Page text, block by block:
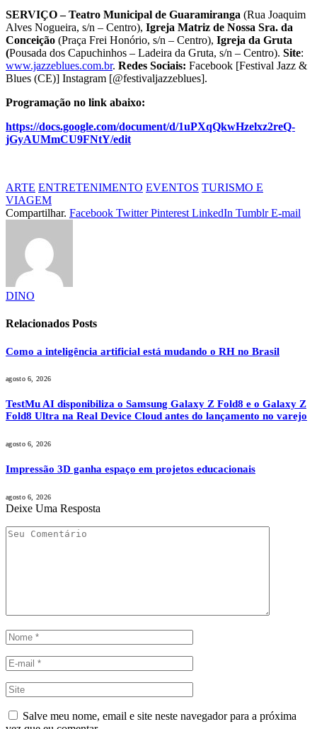
SERVIÇO – Teatro Municipal de Guaramiranga (Rua Joaquim
Alves Nogueira, s/n – Centro), Igreja Matriz de Nossa Sra. da
Conceição (Praça Frei Honório, s/n – Centro), Igreja da Gruta
(Pousada dos Capuchinhos – Ladeira da Gruta, s/n – Centro). Site:
www.jazzeblues.com.br. Redes Sociais: Facebook [Festival Jazz &
Blues (CE)] Instagram [@festivaljazzeblues].
Programação no link abaixo:
https://docs.google.com/document/d/1uPXqQkwHzelxz2reQ-
jGyAUMmCU9FNtY/edit
ARTE ENTRETENIMENTO EVENTOS TURISMO E
VIAGEM
Compartilhar. Facebook Twitter Pinterest LinkedIn Tumblr E-mail
DINO
Relacionados Posts
Como a inteligência artificial está mudando o RH no Brasil
agosto 6, 2026
TestMu AI disponibiliza o Samsung Galaxy Z Fold8 e o Galaxy Z
Fold8 Ultra na Real Device Cloud antes do lançamento no varejo
agosto 6, 2026
Impressão 3D ganha espaço em projetos educacionais
agosto 6, 2026
Deixe Uma Resposta
Salve meu nome, email e site neste navegador para a próxima